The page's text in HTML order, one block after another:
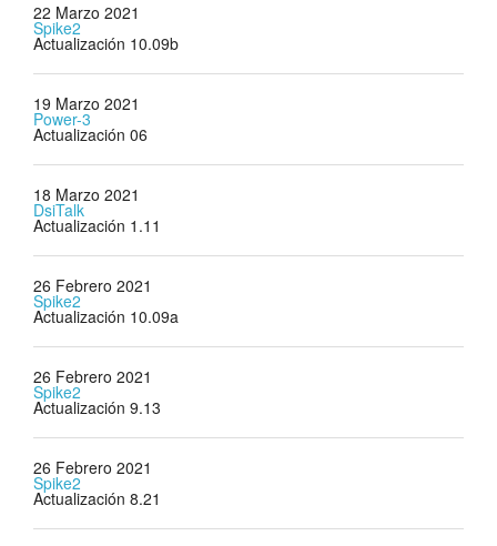
22 Marzo 2021
Spike2
Actualización 10.09b
19 Marzo 2021
Power-3
Actualización 06
18 Marzo 2021
DsiTalk
Actualización 1.11
26 Febrero 2021
Spike2
Actualización 10.09a
26 Febrero 2021
Spike2
Actualización 9.13
26 Febrero 2021
Spike2
Actualización 8.21